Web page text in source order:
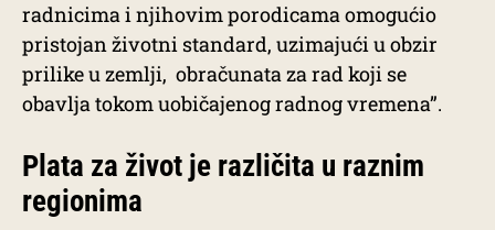
radnicima i njihovim porodicama omogućio
pristojan životni standard, uzimajući u obzir
prilike u zemlji, obračunata za rad koji se
obavlja tokom uobičajenog radnog vremena”.
Plata za život je različita u raznim
regionima